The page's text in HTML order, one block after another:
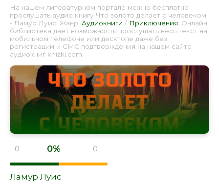
На нашем литературном портале можно бесплатно
прослушать аудио книгу Что золото делает с человеком
- Ламур Луис. Жанр: Аудиокниги / Приключения . Онлайн
библиотека дает возможность прослушать весь текст на
мобильном телефоне или десктопе даже без
регистрации и СМС подтверждения на нашем сайте
аудиокниг knizki.com.
0 0% 0
Ламур Луис